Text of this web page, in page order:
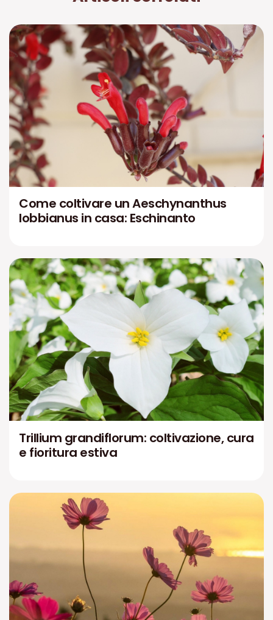
Come coltivare un Aeschynanthus
lobbianus in casa: Eschinanto
Trillium grandiflorum: coltivazione, cura
e fioritura estiva